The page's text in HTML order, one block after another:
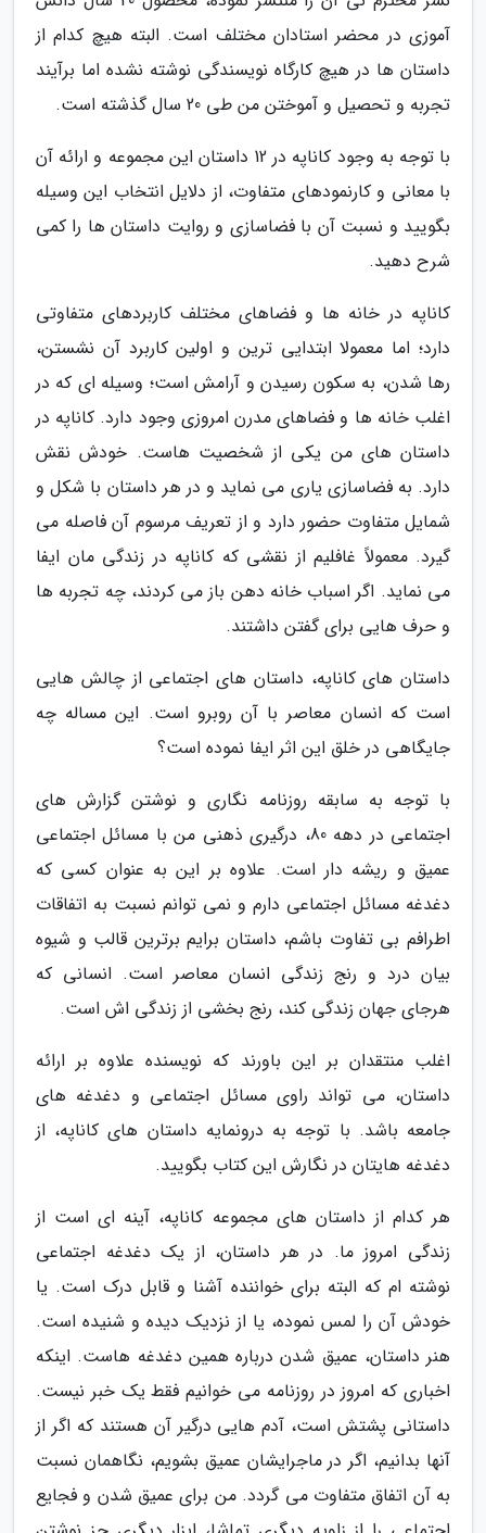
آموزی در محضر استادان مختلف است. البته هیچ کدام از
داستان ها در هیچ کارگاه نویسندگی نوشته نشده اما برآیند
تجربه و تحصیل و آموختن من طی 20 سال گذشته است.
با توجه به وجود کاناپه در 12 داستان این مجموعه و ارائه آن
با معانی و کارنمودهای متفاوت، از دلایل انتخاب این وسیله
بگویید و نسبت آن با فضاسازی و روایت داستان ها را کمی
شرح دهید.
کاناپه در خانه ها و فضاهای مختلف کاربردهای متفاوتی
دارد؛ اما معمولا ابتدایی ترین و اولین کاربرد آن نشستن،
رها شدن، به سکون رسیدن و آرامش است؛ وسیله ای که در
اغلب خانه ها و فضاهای مدرن امروزی وجود دارد. کاناپه در
داستان های من یکی از شخصیت هاست. خودش نقش
دارد. به فضاسازی یاری می نماید و در هر داستان با شکل و
شمایل متفاوت حضور دارد و از تعریف مرسوم آن فاصله می
گیرد. معمولاً غافلیم از نقشی که کاناپه در زندگی مان ایفا
می نماید. اگر اسباب خانه دهن باز می کردند، چه تجربه ها
و حرف هایی برای گفتن داشتند.
داستان های کاناپه، داستان های اجتماعی از چالش هایی
است که انسان معاصر با آن روبرو است. این مساله چه
جایگاهی در خلق این اثر ایفا نموده است؟
با توجه به سابقه روزنامه نگاری و نوشتن گزارش های
اجتماعی در دهه 80، درگیری ذهنی من با مسائل اجتماعی
عمیق و ریشه دار است. علاوه بر این به عنوان کسی که
دغدغه مسائل اجتماعی دارم و نمی توانم نسبت به اتفاقات
اطرافم بی تفاوت باشم، داستان برایم برترین قالب و شیوه
بیان درد و رنج زندگی انسان معاصر است. انسانی که
هرجای جهان زندگی کند، رنج بخشی از زندگی اش است.
اغلب منتقدان بر این باورند که نویسنده علاوه بر ارائه
داستان، می تواند راوی مسائل اجتماعی و دغدغه های
جامعه باشد. با توجه به درونمایه داستان های کاناپه، از
دغدغه هایتان در نگارش این کتاب بگویید.
هر کدام از داستان های مجموعه کاناپه، آینه ای است از
زندگی امروز ما. در هر داستان، از یک دغدغه اجتماعی
نوشته ام که البته برای خواننده آشنا و قابل درک است. یا
خودش آن را لمس نموده، یا از نزدیک دیده و شنیده است.
هنر داستان، عمیق شدن درباره همین دغدغه هاست. اینکه
اخباری که امروز در روزنامه می خوانیم فقط یک خبر نیست.
داستانی پشتش است، آدم هایی درگیر آن هستند که اگر از
آنها بدانیم، اگر در ماجرایشان عمیق بشویم، نگاهمان نسبت
به آن اتفاق متفاوت می گردد. من برای عمیق شدن و فجایع